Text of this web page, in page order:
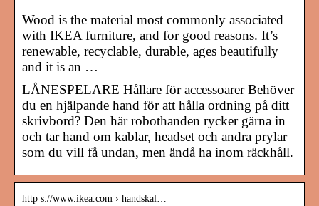
Wood is the material most commonly associated
with IKEA furniture, and for good reasons. It’s
renewable, recyclable, durable, ages beautifully
and it is an …
LÅNESPELARE Hållare för accessoarer Behöver
du en hjälpande hand för att hålla ordning på ditt
skrivbord? Den här robothanden rycker gärna in
och tar hand om kablar, headset och andra prylar
som du vill få undan, men ändå ha inom räckhåll.
http s://www.ikea.com › handskal…